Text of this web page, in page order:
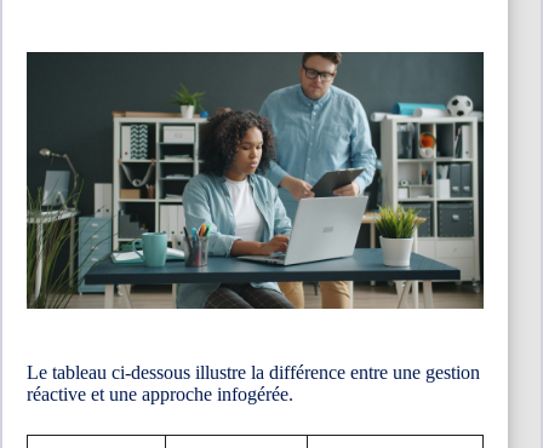
Le tableau ci-dessous illustre la différence entre une gestion
réactive et une approche infogérée.